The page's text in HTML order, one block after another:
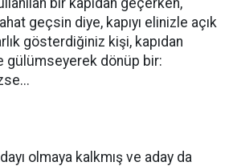
bir kapıdan geçerken,
geçsin diye, kapıyı elinizle açık
gösterdiğiniz kişi, kapıdan
gülümseyerek dönüp bir:
olmaya kalkmış ve aday da